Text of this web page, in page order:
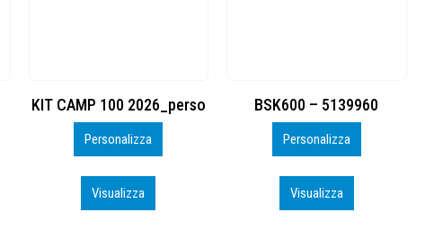
BSK600 – 5139960
Personalizza
Visualizza
DTF
Personalizza
Visualizza